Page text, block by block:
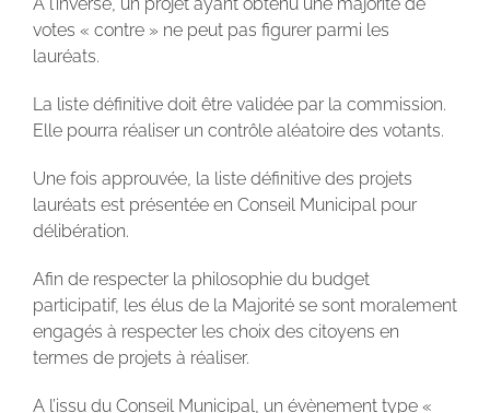
votes « contre » ne peut pas figurer parmi les
lauréats.
La liste définitive doit être validée par la commission.
Elle pourra réaliser un contrôle aléatoire des votants.
Une fois approuvée, la liste définitive des projets
lauréats est présentée en Conseil Municipal pour
délibération.
Afin de respecter la philosophie du budget
participatif, les élus de la Majorité se sont moralement
engagés à respecter les choix des citoyens en
termes de projets à réaliser.
A l’issu du Conseil Municipal, un évènement type «